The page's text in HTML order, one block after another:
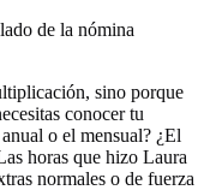
de la nómina
sino porque
conocer tu
o el mensual? ¿El
horas que hizo Laura
normales o de fuerza